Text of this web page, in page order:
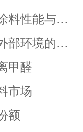
料性能与…
部环境的…
甲醛
市场
额